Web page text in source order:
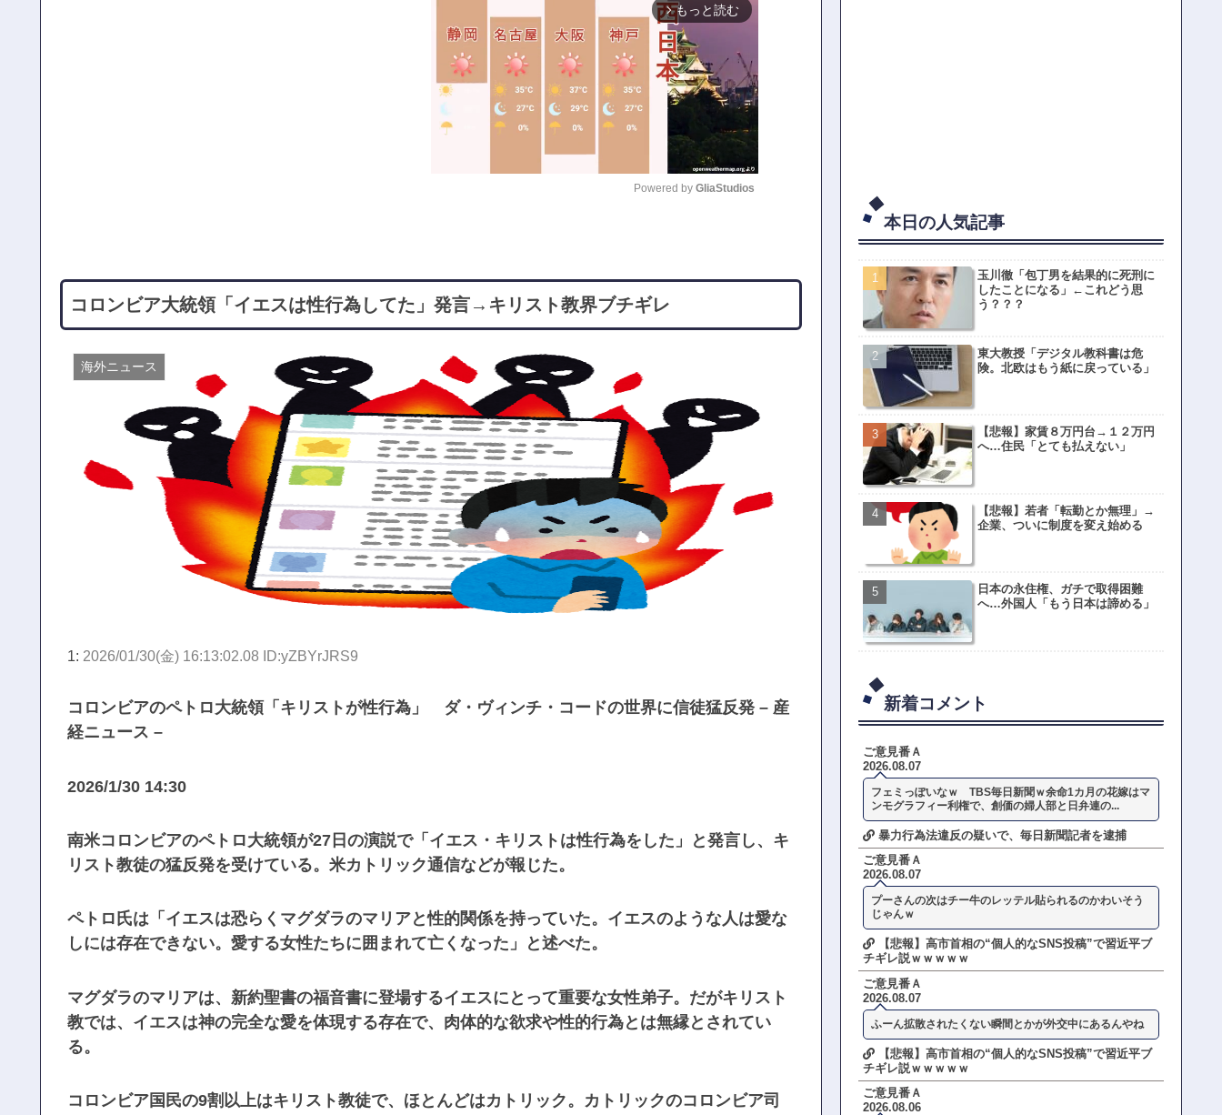
arrow_forward_ios もっと読む
Powered by GliaStudios
コロンビア大統領「イエスは性行為してた」発言→キリスト教界ブチギレ
海外ニュース
1: 2026/01/30(金) 16:13:02.08 ID:yZBYrJRS9
コロンビアのペトロ大統領「キリストが性行為」 ダ・ヴィンチ・コードの世界に信徒猛反発 – 産
経ニュース –
2026/1/30 14:30
南米コロンビアのペトロ大統領が27日の演説で「イエス・キリストは性行為をした」と発言し、キ
リスト教徒の猛反発を受けている。米カトリック通信などが報じた。
ペトロ氏は「イエスは恐らくマグダラのマリアと性的関係を持っていた。イエスのような人は愛な
しには存在できない。愛する女性たちに囲まれて亡くなった」と述べた。
マグダラのマリアは、新約聖書の福音書に登場するイエスにとって重要な女性弟子。だがキリスト
教では、イエスは神の完全な愛を体現する存在で、肉体的な欲求や性的行為とは無縁とされてい
る。
コロンビア国民の9割以上はキリスト教徒で、ほとんどはカトリック。カトリックのコロンビア司
本日の人気記事
玉川徹「包丁男を結果的に死刑に
したことになる」←これどう思
う？？？
東大教授「デジタル教科書は危
険。北欧はもう紙に戻っている」
【悲報】家賃８万円台→１２万円
へ…住民「とても払えない」
【悲報】若者「転勤とか無理」→
企業、ついに制度を変え始める
日本の永住権、ガチで取得困難
へ…外国人「もう日本は諦める」
新着コメント
ご意見番Ａ
2026.08.07
フェミっぽいなｗ TBS毎日新聞ｗ余命1カ月の花嫁はマ
ンモグラフィー利権で、創価の婦人部と日弁連の...
暴力行為法違反の疑いで、毎日新聞記者を逮捕
ご意見番Ａ
2026.08.07
プーさんの次はチー牛のレッテル貼られるのかわいそう
じゃんｗ
【悲報】高市首相の“個人的なSNS投稿”で習近平ブ
チギレ説ｗｗｗｗｗ
ご意見番Ａ
2026.08.07
ふーん拡散されたくない瞬間とかが外交中にあるんやね
【悲報】高市首相の“個人的なSNS投稿”で習近平ブ
チギレ説ｗｗｗｗｗ
ご意見番Ａ
2026.08.06